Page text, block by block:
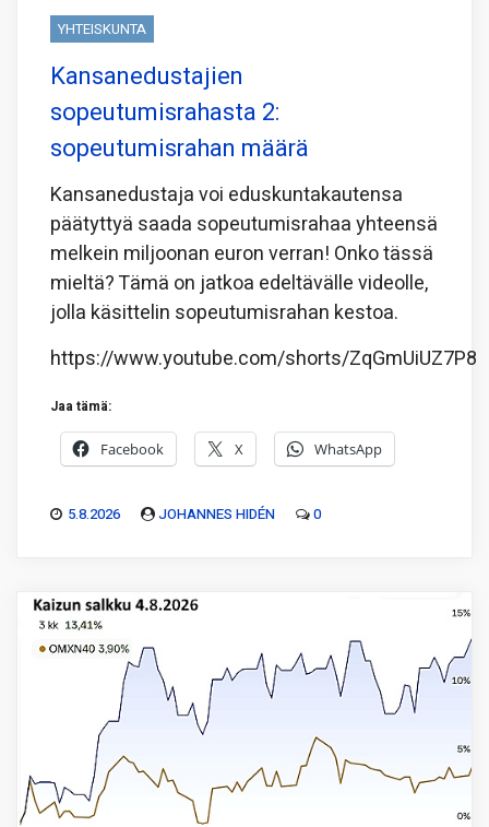
YHTEISKUNTA
Kansanedustajien
sopeutumisrahasta 2:
sopeutumisrahan määrä
Kansanedustaja voi eduskuntakautensa
päätyttyä saada sopeutumisrahaa yhteensä
melkein miljoonan euron verran! Onko tässä
mieltä? Tämä on jatkoa edeltävälle videolle,
jolla käsittelin sopeutumisrahan kestoa.
https://www.youtube.com/shorts/ZqGmUiUZ7P8
Jaa tämä:
Facebook X WhatsApp
5.8.2026 JOHANNES HIDÉN 0